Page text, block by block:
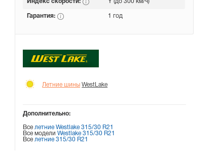
Индекс скорости: Y (до 300 км/ч)
Гарантия: 1 год
Летние шины WestLake
Дополнительно:
Все летние Westlake 315/30 R21
Все моделиWestlake 315/30 R21
Все летние 315/30 R21